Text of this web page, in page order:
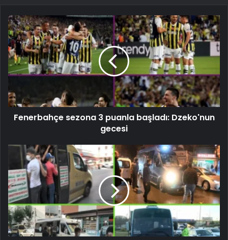
Fenerbahçe sezona 3 puanla başladı: Dzeko'nun
gecesi